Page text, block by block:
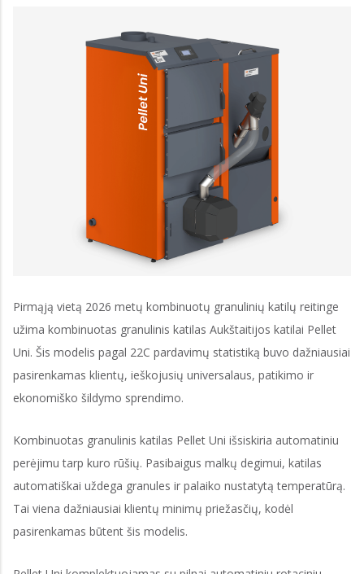
Pirmąją vietą 2026 metų kombinuotų granulinių katilų reitinge
užima kombinuotas granulinis katilas Aukštaitijos katilai Pellet
Uni. Šis modelis pagal 22C pardavimų statistiką buvo dažniausiai
pasirenkamas klientų, ieškojusių universalaus, patikimo ir
ekonomiško šildymo sprendimo.
Kombinuotas granulinis katilas Pellet Uni išsiskiria automatiniu
perėjimu tarp kuro rūšių. Pasibaigus malkų degimui, katilas
automatiškai uždega granules ir palaiko nustatytą temperatūrą.
Tai viena dažniausiai klientų minimų priežasčių, kodėl
pasirenkamas būtent šis modelis.